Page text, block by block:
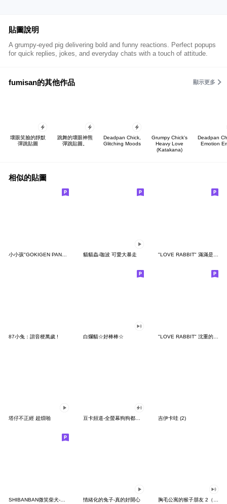
貼圖說明
A grumpy-eyed pig delivering bold and funny reactions. Perfect popups
for quick replies, jokes, and everyday chats with a touch of attitude.
fumisan的其他作品 顯示更多
壞眼笑臉的靜默
彈跳貼圖
跳舞的壞眼神熊
彈跳貼圖。
Deadpan Chick,
Glitching Moods
Grumpy Chick's
Heavy Love
(Katakana)
Deadpan
Emotion
相似的貼圖
小小孩"GOKIGEN PANDA" 台灣版 貓貓蟲-咖波 可愛大暴走 "LOVE RABBIT" 滿滿是愛 台灣版
87小兔：諧音梗萬歲 ! 白爛貓☆好棒棒☆ "LOVE RABBIT" 沈重的愛 台灣版
塔仔不正經 超煩啪 吉伊卡哇 (2)
SHIBANBAN微笑柴犬-廢柴寶寶日常 情緒化的兔子-真的好開心 胸毛公寓的猴子朋友 2（有聲動態）